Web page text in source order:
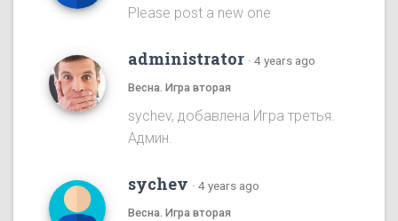
Please post a new one
administrator · 4 years ago
Весна. Игра вторая
sychev, добавлена Игра третья.
Админ.
sychev · 4 years ago
Весна. Игра вторая